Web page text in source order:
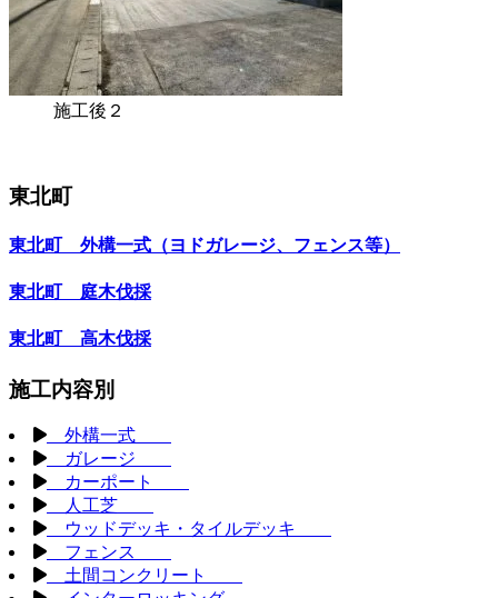
施工後２
東北町
東北町 外構一式（ヨドガレージ、フェンス等）
東北町 庭木伐採
東北町 高木伐採
施工内容別
外構一式
ガレージ
カーポート
人工芝
ウッドデッキ・タイルデッキ
フェンス
土間コンクリート